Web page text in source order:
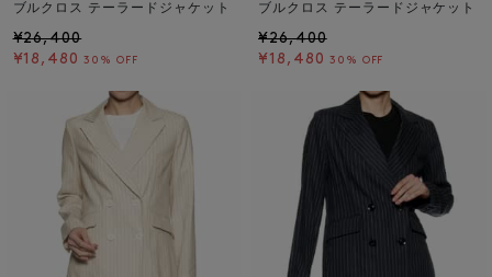
ブルクロス テーラードジャケット
¥26,400
¥18,480 30% OFF
ブルクロス テーラードジャケット
¥26,400
¥18,480 30% OFF